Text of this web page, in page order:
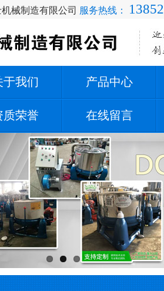
械制造有限公司 服务热线：
于我们 产品中心
质荣誉 在线留言